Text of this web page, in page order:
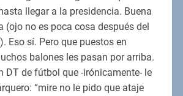
llegar a la presidencia. Buena
(ojo no es poca cosa después del
Eso sí. Pero que puestos en
balones les pasan por arriba.
DT de fútbol que -irónicamente- le
“mire no le pido que ataje